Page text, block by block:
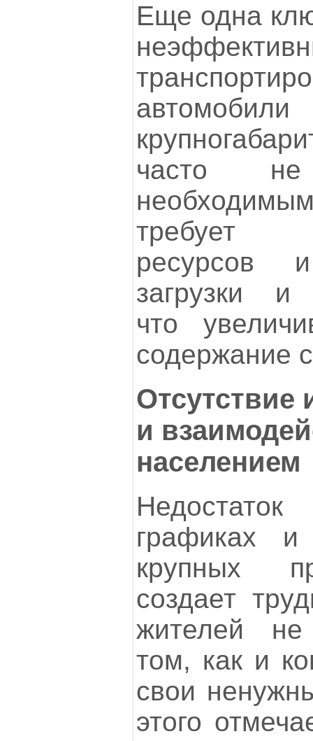
Еще одна
часто не
требует
ресурсов
загрузки и
что
содержание
и
населением
графиках
крупных
создает
жителей
том, как и
свои
этого